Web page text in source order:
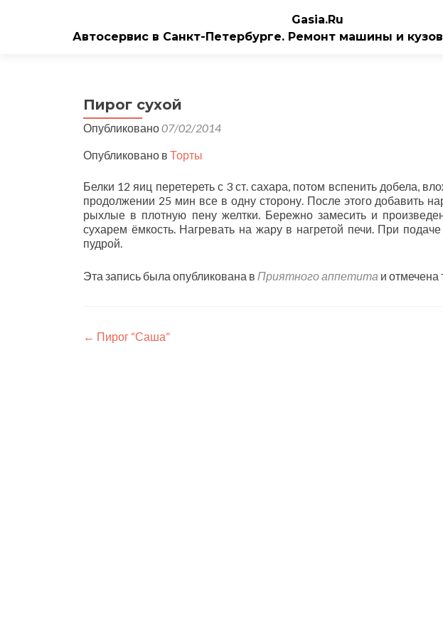
Gasia.Ru
Автосервис в Санкт-Петербурге. Ремонт машины и
Пирог сухой
Опубликовано07/02/2014
Опубликовано в Торты
Белки 12 яиц перетереть с 3 ст. сахара, потом вспенить добела,
продолжении 25 мин все в одну сторону. После этого добавить
рыхлые в плотную пену желтки. Бережно замесить и
сухарем ёмкость. Нагревать на жару в нагретой печи. При
пудрой.
Эта запись была опубликована в Приятного аппетита и отмечена
Навигация
← Пирог “Саша”